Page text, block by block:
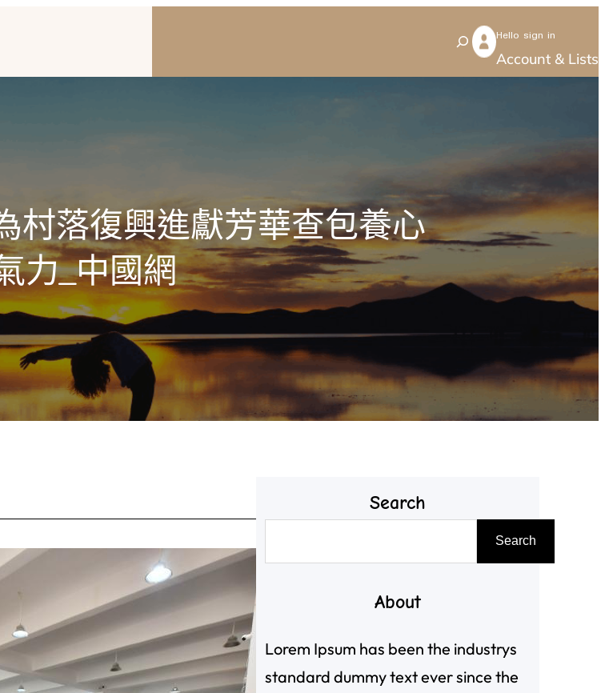
S
e
Hello sign in
Account & Lists
村落復興進獻芳華查包養心
力_中國網
Search
尋
Search
About
Lorem Ipsum has been the industrys
standard dummy text ever since the